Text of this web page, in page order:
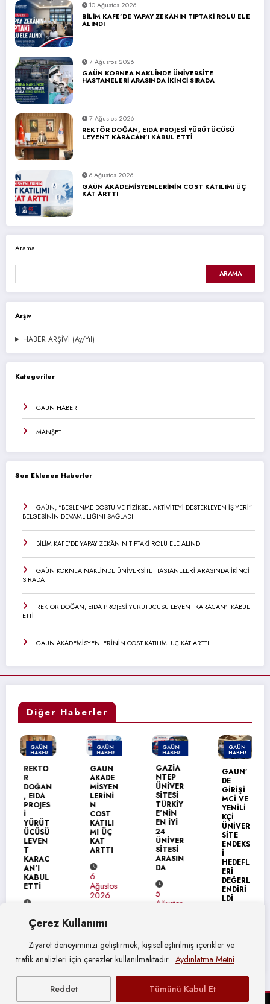
Çerez Kullanımı
Ziyaret deneyiminizi geliştirmek, kişiselleştirilmiş içerikler ve
trafik analizleri için çerezler kullanılmaktadır. Aydınlatma Metni
Reddet Tümünü Kabul Et
10 Ağustos 2026
BİLİM KAFE’DE YAPAY ZEKÂNIN TIPTAKİ ROLÜ ELE
ALINDI
7 Ağustos 2026
GAÜN KORNEA NAKLİNDE ÜNİVERSİTE
HASTANELERİ ARASINDA İKİNCİ SIRADA
7 Ağustos 2026
REKTÖR DOĞAN, EIDA PROJESİ YÜRÜTÜCÜSÜ
LEVENT KARACAN’I KABUL ETTİ
6 Ağustos 2026
GAÜN AKADEMİSYENLERİNİN COST KATILIMI ÜÇ
KAT ARTTI
Arama
ARAMA
Arşiv
HABER ARŞİVİ (Ay/Yıl)
Kategoriler
GAÜN HABER
MANŞET
Son Eklenen Haberler
GAÜN, “BESLENME DOSTU VE FİZİKSEL AKTİVİTEYİ DESTEKLEYEN İŞ YERİ”
BELGESİNİN DEVAMLILIĞINI SAĞLADI
BİLİM KAFE’DE YAPAY ZEKÂNIN TIPTAKİ ROLÜ ELE ALINDI
GAÜN KORNEA NAKLİNDE ÜNİVERSİTE HASTANELERİ ARASINDA İKİNCİ
SIRADA
REKTÖR DOĞAN, EIDA PROJESİ YÜRÜTÜCÜSÜ LEVENT KARACAN’I KABUL
ETTİ
GAÜN AKADEMİSYENLERİNİN COST KATILIMI ÜÇ KAT ARTTI
Diğer Haberler
GAÜN
HABER
REKTÖ
R
DOĞAN
, EIDA
PROJES
YÜRÜT
ÜCÜSÜ
LEVEN
T
KARAC
AN’I
KABUL
ETTİ
Ağustos
2026
GAÜN
HABER
MANŞET
GAÜN
AKADE
MİSYEN
LERİNİ
N
COST
KATILI
MI ÜÇ
KAT
ARTTI
6
Ağustos
2026
GAÜN
HABER
MANŞET
GAZİA
NTEP
ÜNİVER
SİTESİ
TÜRKİY
E’NİN
EN İYİ
24
ÜNİVER
SİTESİ
ARASIN
DA
5
Ağustos
GAÜN
HABER
GAÜN’
DE
GİRİŞİ
MCİ VE
YENİLİ
KÇİ
ÜNİVER
SİTE
ENDEKS
İ
HEDEFL
ERİ
DEĞERL
ENDİRİ
LDİ
2026